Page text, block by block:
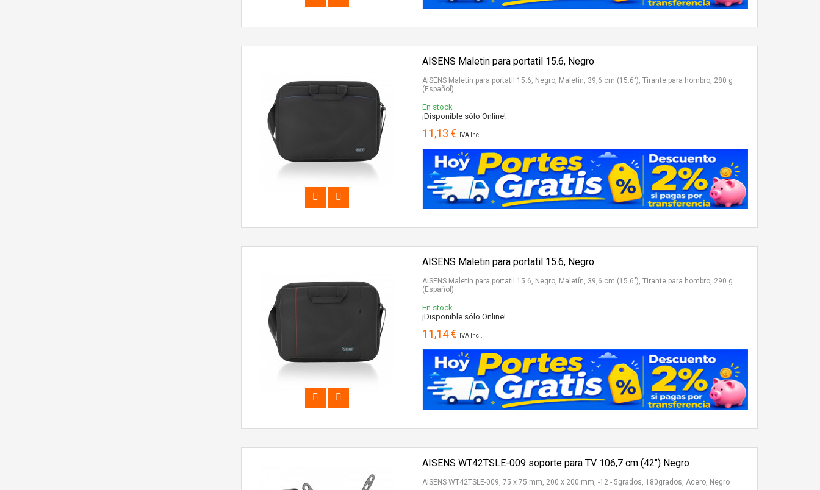
AISENS Maletin para portatil 15.6, Negro
AISENS Maletin para portatil 15.6, Negro, Maletín, 39,6 cm (15.6"), Tirante para hombro, 280 g
(Español)
En stock
¡Disponible sólo Online!
11,13 € IVA Incl.
AISENS Maletin para portatil 15.6, Negro
AISENS Maletin para portatil 15.6, Negro, Maletín, 39,6 cm (15.6"), Tirante para hombro, 290 g
(Español)
En stock
¡Disponible sólo Online!
11,14 € IVA Incl.
AISENS WT42TSLE-009 soporte para TV 106,7 cm (42") Negro
AISENS WT42TSLE-009, 75 x 75 mm, 200 x 200 mm, -12 - 5grados, 180grados, Acero, Negro